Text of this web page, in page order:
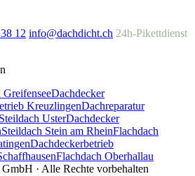
12 info@dachdicht.ch 24h-Pikettdienst
GreifenseeDachdecker
KreuzlingenDachreparatur
Steildach UsterDachdecker
Steildach Stein am RheinFlachdach
Dachdeckerbetrieb
Flachdach Oberhallau
· Alle Rechte vorbehalten